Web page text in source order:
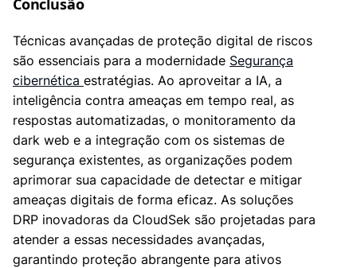
Conclusão
Técnicas avançadas de proteção digital de riscos
são essenciais para a modernidade Segurança
cibernética estratégias. Ao aproveitar a IA, a
inteligência contra ameaças em tempo real, as
respostas automatizadas, o monitoramento da
dark web e a integração com os sistemas de
segurança existentes, as organizações podem
aprimorar sua capacidade de detectar e mitigar
ameaças digitais de forma eficaz. As soluções
DRP inovadoras da CloudSek são projetadas para
atender a essas necessidades avançadas,
garantindo proteção abrangente para ativos